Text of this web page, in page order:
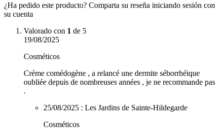
¿Ha pedido este producto? Comparta su reseña iniciando sesión con
su cuenta
Valorado con 1 de 5
19/08/2025
Cosméticos
Créme comédogène , a relancé une dermite séborrhéique
oubliée depuis de nombreuses années , je ne recommande pas
.
25/08/2025 : Les Jardins de Sainte-Hildegarde
Cosméticos